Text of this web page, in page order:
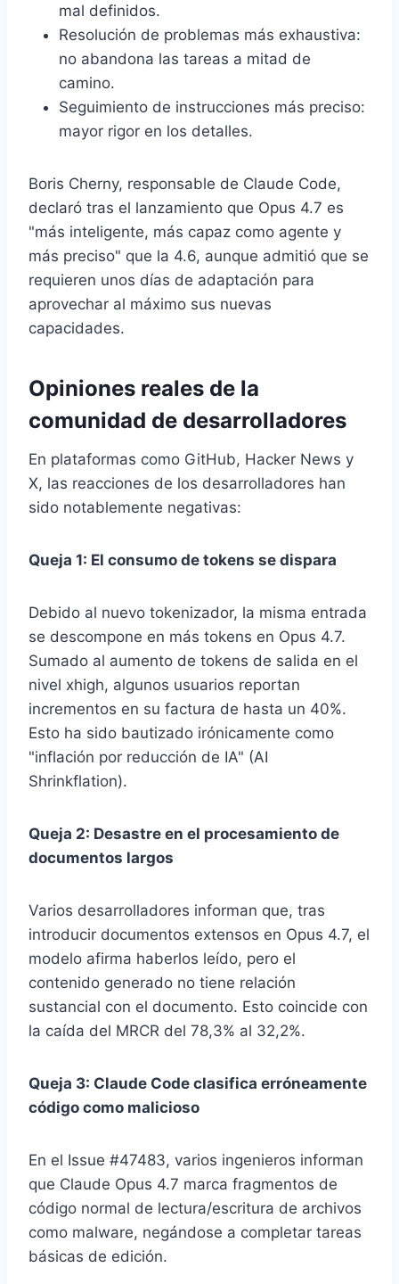
mal definidos.
Resolución de problemas más exhaustiva:
no abandona las tareas a mitad de
camino.
Seguimiento de instrucciones más preciso:
mayor rigor en los detalles.
Boris Cherny, responsable de Claude Code,
declaró tras el lanzamiento que Opus 4.7 es
"más inteligente, más capaz como agente y
más preciso" que la 4.6, aunque admitió que se
requieren unos días de adaptación para
aprovechar al máximo sus nuevas
capacidades.
Opiniones reales de la
comunidad de desarrolladores
En plataformas como GitHub, Hacker News y
X, las reacciones de los desarrolladores han
sido notablemente negativas:
Queja 1: El consumo de tokens se dispara
Debido al nuevo tokenizador, la misma entrada
se descompone en más tokens en Opus 4.7.
Sumado al aumento de tokens de salida en el
nivel xhigh, algunos usuarios reportan
incrementos en su factura de hasta un 40%.
Esto ha sido bautizado irónicamente como
"inflación por reducción de IA" (AI
Shrinkflation).
Queja 2: Desastre en el procesamiento de
documentos largos
Varios desarrolladores informan que, tras
introducir documentos extensos en Opus 4.7, el
modelo afirma haberlos leído, pero el
contenido generado no tiene relación
sustancial con el documento. Esto coincide con
la caída del MRCR del 78,3% al 32,2%.
Queja 3: Claude Code clasifica erróneamente
código como malicioso
En el Issue #47483, varios ingenieros informan
que Claude Opus 4.7 marca fragmentos de
código normal de lectura/escritura de archivos
como malware, negándose a completar tareas
básicas de edición.